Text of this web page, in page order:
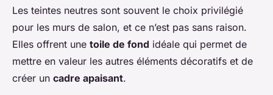
Les teintes neutres sont souvent le choix privilégié
pour les murs de salon, et ce n’est pas sans raison.
Elles offrent une toile de fond idéale qui permet de
mettre en valeur les autres éléments décoratifs et de
créer un cadre apaisant.